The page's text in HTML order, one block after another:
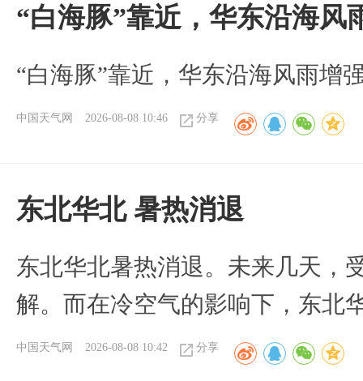
“白海豚”靠近，华东沿海风
“白海豚”靠近，华东沿海风雨增
中国天气网 2026-08-08 10:46 分享
​东北华北 暑热消退
东北华北暑热消退。未来几天，
解。而在冷空气的影响下，东北
中国天气网 2026-08-08 10:42 分享